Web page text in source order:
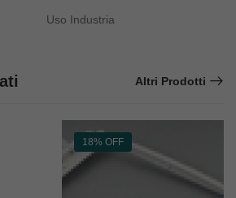
Uso Industria
Altri Prodotti
18% OFF